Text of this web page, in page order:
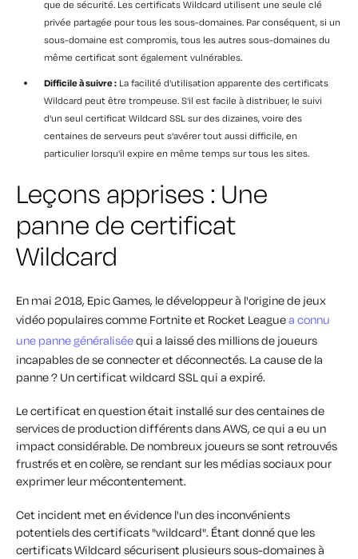
que de sécurité. Les certificats Wildcard utilisent une seule clé
privée partagée pour tous les sous-domaines. Par conséquent, si un
sous-domaine est compromis, tous les autres sous-domaines du
même certificat sont également vulnérables.
Difficile à suivre : La facilité d'utilisation apparente des certificats
Wildcard peut être trompeuse. S'il est facile à distribuer, le suivi
d'un seul certificat Wildcard SSL sur des dizaines, voire des
centaines de serveurs peut s'avérer tout aussi difficile, en
particulier lorsqu'il expire en même temps sur tous les sites.
Leçons apprises : Une
panne de certificat
Wildcard
En mai 2018, Epic Games, le développeur à l'origine de jeux
vidéo populaires comme Fortnite et Rocket Leaguea connu
une panne généraliséequi a laissé des millions de joueurs
incapables de se connecter et déconnectés. La cause de la
panne ? Un certificat wildcard SSL qui a expiré.
Le certificat en question était installé sur des centaines de
services de production différents dans AWS, ce qui a eu un
impact considérable. De nombreux joueurs se sont retrouvés
frustrés et en colère, se rendant sur les médias sociaux pour
exprimer leur mécontentement.
Cet incident met en évidence l'un des inconvénients
potentiels des certificats "wildcard". Étant donné que les
certificats Wildcard sécurisent plusieurs sous-domaines à